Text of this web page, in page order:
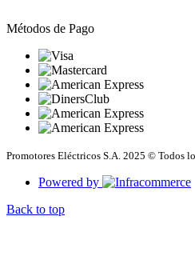
Métodos de Pago
Promotores Eléctricos S.A. 2025 © Todos
Powered by
Back to top